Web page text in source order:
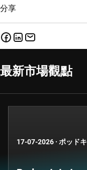
分享
最新市場觀點
17-07-2026 · ポッド